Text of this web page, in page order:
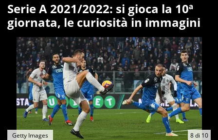
Serie A 2021/2022: si gioca la 10ª
giornata, le curiosità in immagini
8di 10
Getty Images